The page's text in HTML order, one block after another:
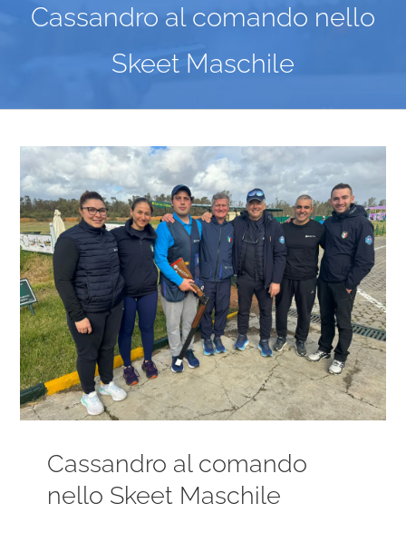
Cassandro al comando nello
Skeet Maschile
Ingrandisci
immagine
Cassandro al comando
nello Skeet Maschile